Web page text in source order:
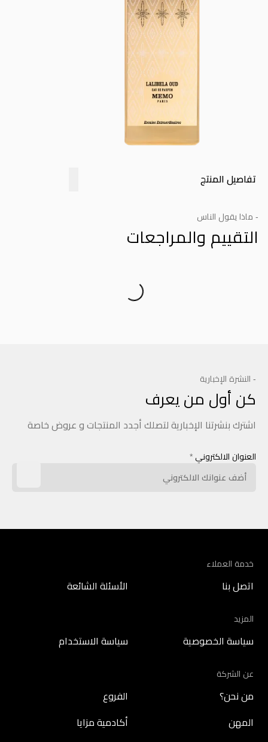
تفاصيل المنتج
- ماذا يقول الناس
التقييم والمراجعات
- النشرة الإخبارية
كن أول من يعرف
اشترك بنشرتنا الإخبارية لتصلك أجدد المنتجات و عروض خاصة
العنوان الالكتروني *
خدمة العملاء
اتصل بنا الأسئلة الشائعة
المزيد
سياسة الخصوصية سياسة الاستخدام
عن الشركة
من نحن؟ الفروع
المهن أكادمية مزايا